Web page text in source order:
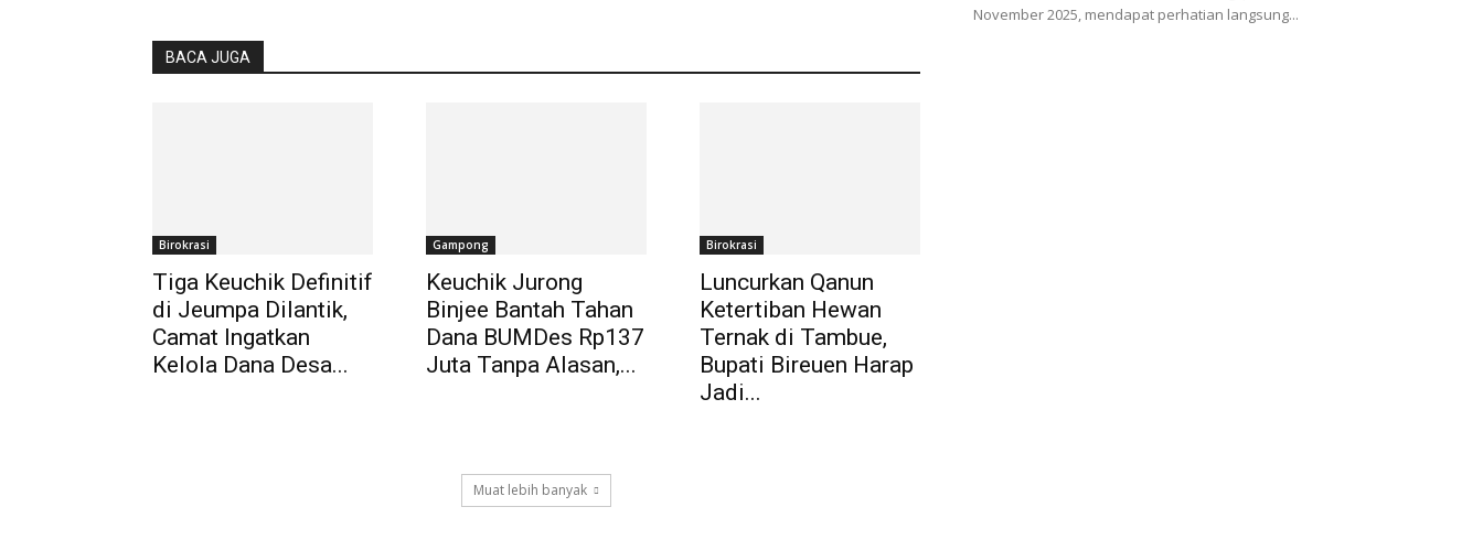
BACA JUGA
Birokrasi
Tiga Keuchik Definitif
di Jeumpa Dilantik,
Camat Ingatkan
Kelola Dana Desa...
Gampong
Keuchik Jurong
Binjee Bantah Tahan
Dana BUMDes Rp137
Juta Tanpa Alasan,...
Birokrasi
Luncurkan Qanun
Ketertiban Hewan
Ternak di Tambue,
Bupati Bireuen Harap
Jadi...
Muat lebih banyak
November 2025, mendapat perhatian langsung...